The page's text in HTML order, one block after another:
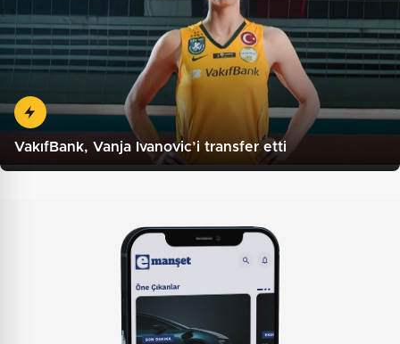
VakıfBank, Vanja Ivanovic’i transfer etti